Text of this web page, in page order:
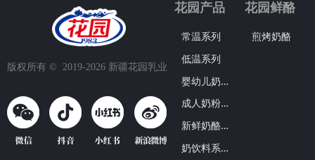
版权所有 ©  2019-2026 新疆花园乳业
常温系列
低温系列
婴
幼儿奶粉系列
成
人奶粉系列
新
鲜奶酪系列
奶
饮料系列
花园产品 花园鲜酪
煎烤奶酪